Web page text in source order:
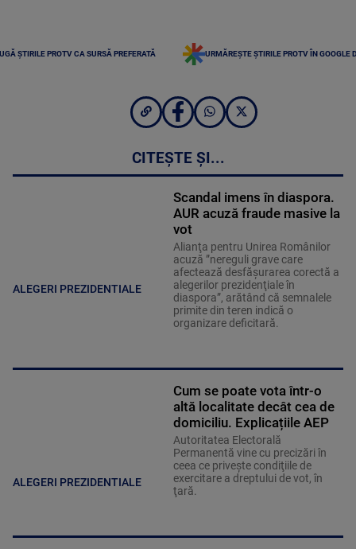
ȘTIRILE PROTV CA SURSĂ PREFERATĂ URMĂREȘTE ȘTIRILE PROTV ÎN GOOGLE
CITEȘTE ȘI...
ALEGERI PREZIDENTIALE
Scandal imens în diaspora.
AUR acuză fraude masive la
vot
Alianţa pentru Unirea Românilor
acuză ”nereguli grave care
afectează desfăşurarea corectă a
alegerilor prezidenţiale în
diaspora”, arătând că semnalele
primite din teren indică o
organizare deficitară.
ALEGERI PREZIDENTIALE
Cum se poate vota într-o
altă localitate decât cea de
domiciliu. Explicațiile AEP
Autoritatea Electorală
Permanentă vine cu precizări în
ceea ce privește condiţiile de
exercitare a dreptului de vot, în
ţară.